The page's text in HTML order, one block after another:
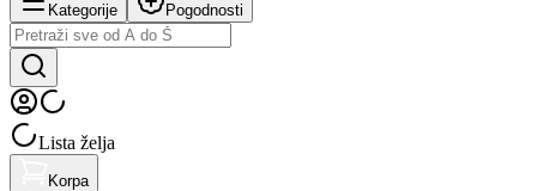
Kategorije Pogodnosti
Lista želja
Korpa